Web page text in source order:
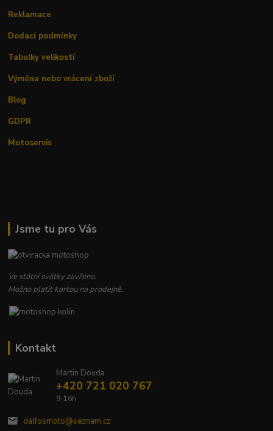
Reklamace
Dodací podmínky
Tabulky velikostí
Výměna nebo vrácení zboží
Blog
GDPR
Motoservis
Jsme tu pro Vás
Ve státní svátky zavřeno.
Možno platit kartou na prodejně.
Kontakt
Martin Douda
+420 721 020 767
9-16h
dalfosmoto@seznam.cz